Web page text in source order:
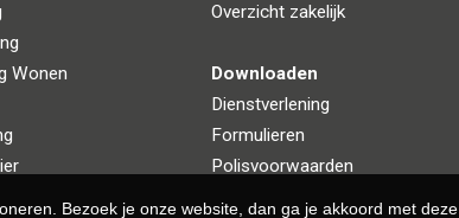
Bezoek je onze website, dan ga je akkoord met deze
Wonen
Overzicht zakelijk
Downloaden
Dienstverlening
Formulieren
Polisvoorwaarden